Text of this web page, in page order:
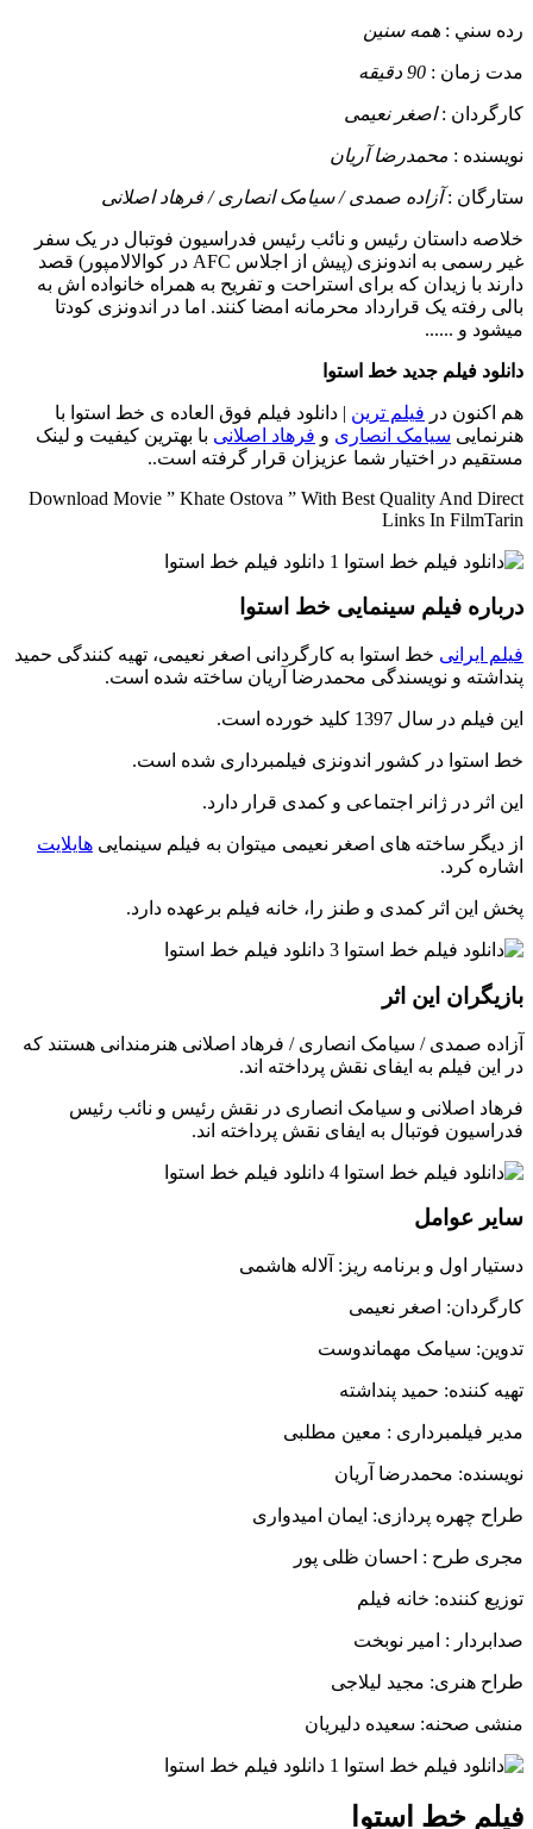
رده سني : همه سنین
مدت زمان : 90 دقیقه
کارگردان :اصغر نعیمی
نويسنده : محمدرضا آریان
ستارگان :آزاده صمدى / سیامک انصارى / فرهاد اصلانى
خلاصه داستان رئیس و نائب رئیس فدراسیون فوتبال در یک سفر
غیر رسمی به اندونزی (پیش از اجلاس AFC در کوالالامپور) قصد
دارند با زیدان که برای استراحت و تفریح به همراه خانواده اش به
بالی رفته یک قرارداد محرمانه امضا کنند. اما در اندونزی کودتا
میشود و ......
دانلود فیلم جدید خط استوا
هم اکنون در فیلم ترین | دانلود فیلم فوق العاده ی خط استوا با
هنرنمایی سیامک انصاری و فرهاد اصلانی با بهترین کیفیت و لینک
مستقیم در اختیار شما عزیزان قرار گرفته است..
Download Movie ” Khate Ostova ” With Best Quality And Direct
Links In FilmTarin
درباره فیلم سینمایی خط استوا
فیلم ایرانی خط استوا به کارگردانی اصغر نعیمی، تهیه کنندگی حمید
پنداشته و نویسندگی محمدرضا آریان ساخته شده است.
این فیلم در سال 1397 کلید خورده است.
خط استوا در کشور اندونزی فیلمبرداری شده است.
این اثر در ژانر اجتماعی و کمدی قرار دارد.
از دیگر ساخته های اصغر نعیمی میتوان به فیلم سینمایی هایلایت
اشاره کرد.
پخش این اثر کمدی و طنز را، خانه فیلم برعهده دارد.
بازیگران این اثر
آزاده صمدى / سیامک انصارى / فرهاد اصلانى هنرمندانی هستند که
در این فیلم به ایفای نقش پرداخته اند.
فرهاد اصلانی و سیامک انصاری در نقش رئیس و نائب رئیس
فدراسیون فوتبال به ایفای نقش پرداخته اند.
سایر عوامل
دستیار اول و برنامه ریز: آلاله هاشمى
کارگردان: اصغر نعیمی
تدوین: سیامک مهماندوست
تهیه کننده: حمید پنداشته
مدیر فیلمبردارى : معین مطلبى
نویسنده: محمدرضا آریان
طراح چهره پردازى: ایمان امیدوارى
مجری طرح : احسان ظلی پور
توزیع کننده: خانه فیلم
صدابردار : امیر نوبخت
طراح هنرى: مجید لیلاجى
منشى صحنه: سعیده دلیریان
فیلم خط استوا